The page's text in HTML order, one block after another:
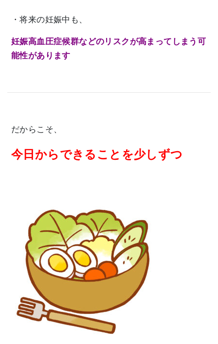
・将来の妊娠中も、
妊娠高血圧症候群などのリスクが高まってしまう可
能性があります
だからこそ、
今日からできることを少しずつ